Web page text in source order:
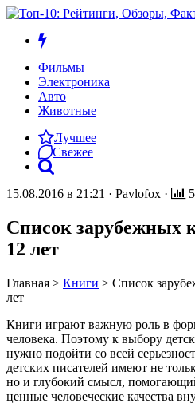
Фильмы
Электроника
Авто
Животные
Лучшее
Свежее
15.08.2016 в 21:21 · Pavlofox ·
Список зарубежных
12 лет
Главная > Книги > Список
лет
Книги играют важную роль в
человека. Поэтому к выбору
нужно подойти со всей
детских писателей имеют не
но и глубокий смысл,
ценные человеческие качества